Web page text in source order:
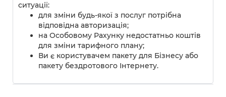
ситуації:
для зміни будь-якої з послуг потрібна
відповідна авторизація;
на Особовому Рахунку недостатньо коштів
для зміни тарифного плану;
Ви є користувачем пакету для Бізнесу або
пакету бездротового Інтернету.